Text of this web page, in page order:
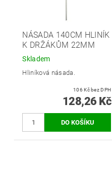
NÁSADA 140CM HLINÍK
K DRŽÁKŮM 22MM
Skladem
Hliníková násada.
106 Kč bez DPH
128,26 Kč